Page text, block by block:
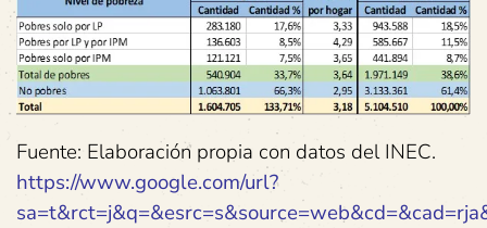
Fuente: Elaboración propia con datos del INEC.
https://www.google.com/url?